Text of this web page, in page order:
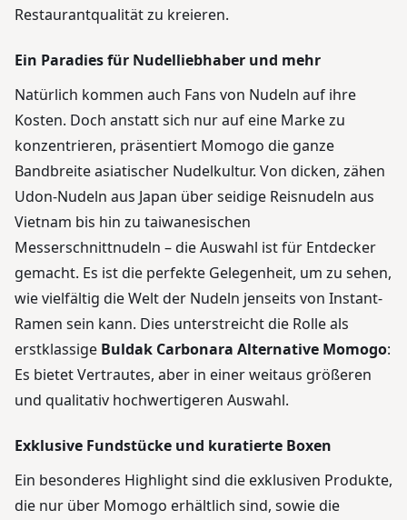
Restaurantqualität zu kreieren.
Ein Paradies für Nudelliebhaber und mehr
Natürlich kommen auch Fans von Nudeln auf ihre
Kosten. Doch anstatt sich nur auf eine Marke zu
konzentrieren, präsentiert Momogo die ganze
Bandbreite asiatischer Nudelkultur. Von dicken, zähen
Udon-Nudeln aus Japan über seidige Reisnudeln aus
Vietnam bis hin zu taiwanesischen
Messerschnittnudeln – die Auswahl ist für Entdecker
gemacht. Es ist die perfekte Gelegenheit, um zu sehen,
wie vielfältig die Welt der Nudeln jenseits von Instant-
Ramen sein kann. Dies unterstreicht die Rolle als
erstklassige Buldak Carbonara Alternative Momogo:
Es bietet Vertrautes, aber in einer weitaus größeren
und qualitativ hochwertigeren Auswahl.
Exklusive Fundstücke und kuratierte Boxen
Ein besonderes Highlight sind die exklusiven Produkte,
die nur über Momogo erhältlich sind, sowie die